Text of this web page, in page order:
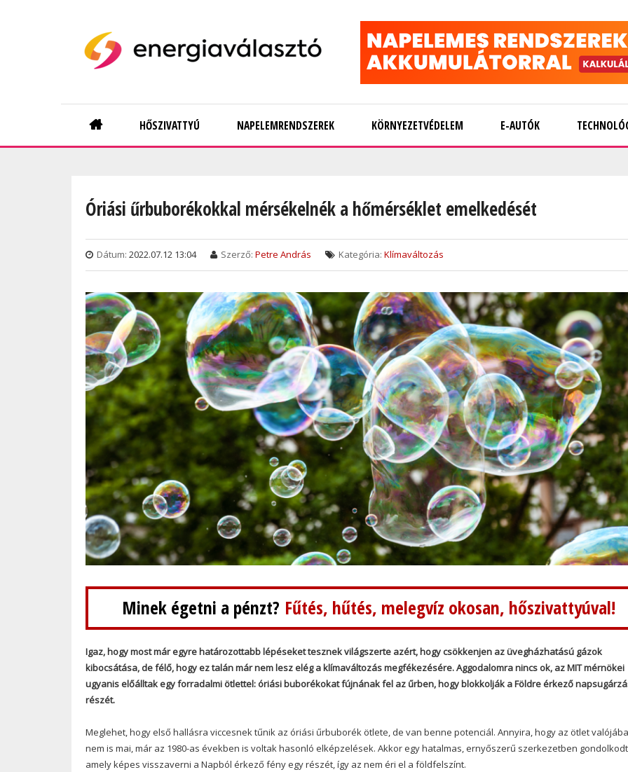
Main
navigation
HŐSZIVATTYÚ NAPELEMRENDSZEREK KÖRNYEZETVÉDELEM E-AUTÓK
Óriási űrbuborékokkal mérsékelnék a hőmérséklet emelkedését
Dátum: 2022.07.12 13:04 Szerző: Petre András Kategória: Klímaváltozás
Minek égetni a pénzt? Fűtés, hűtés, melegvíz okosan, hőszivattyúval!
Igaz, hogy most már egyre határozottabb lépéseket tesznek világszerte azért, hogy csökkenjen az üvegházhatású gázok
kibocsátása, de félő, hogy ez talán már nem lesz elég a klímaváltozás megfékezésére. Aggodalomra nincs ok, az MIT mérnökei
ugyanis előálltak egy forradalmi ötlettel: óriási buborékokat fújnának fel az űrben, hogy blokkolják a Földre érkező
részét.
Meglehet, hogy első hallásra viccesnek tűnik az óriási űrbuborék ötlete, de van benne potenciál. Annyira, hogy az ötlet
nem is mai, már az 1980-as években is voltak hasonló elképzelések. Akkor egy hatalmas, ernyőszerű szerkezetben
amely képes visszaverni a Napból érkező fény egy részét, így az nem éri el a földfelszínt.